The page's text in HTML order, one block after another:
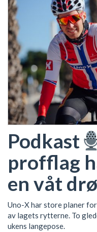
Podkast
profflag
en våt
Uno-X har store planer
av lagets rytterne. To
ukens langepose.